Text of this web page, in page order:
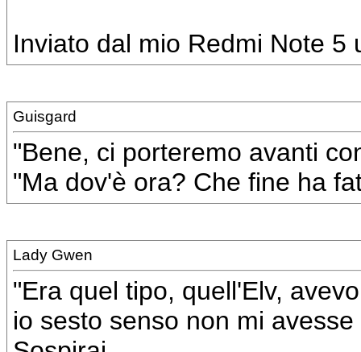
Inviato dal mio Redmi Note 5
Guisgard
"Bene, ci porteremo avanti
"Ma dov'è ora? Che fine ha
Lady Gwen
"Era quel tipo, quell'Elv,
io sesto senso non mi